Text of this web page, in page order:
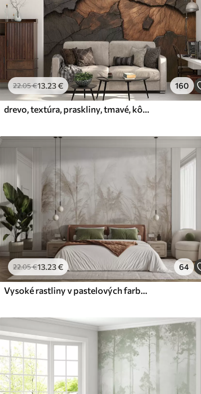
Spôsob aplikácie Plynulá aplikácia
Dostupné materiály
Štandard
45.0027.00€/m²
Prémiový vinyl
22.05€13 .23€ 160
drevo, textúra, praskliny, tmavé, kôra, povrch
22.05€13.23€ 64
Vysoké rastliny v pastelových farbách